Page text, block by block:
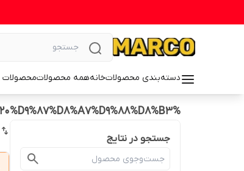
دسته‌بندی محصولاتخانههمه محصولاتمحصولات ProfiCook
%DA%86%D8%B1%D8%AE%20%DA%AF%D9%88%D8%B4%D8%AA%20%D9%88%D8%B3%D8%AA%D8%B1%D9%86%20%D9%87%D8%A7%D9%88%D8%B3
جستجو در نتایج